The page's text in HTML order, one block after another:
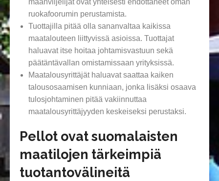
maanviljelijät ovat yhteisesti ehdottaneet oman
ruokafoorumin perustamista.
Tuottajilla pitää olla sananvaltaa kaikissa
maatalouteen liittyvissä asioissa. Tuottajat
haluavat itse hoitaa johtamisvastuun sekä
päätäntävallan omistamissaan yrityksissä.
Maatalousyrittäjät haluavat saattaa kaiken
talousosaamisen kunniaan, jonka lisäksi osaava
tulosjohtaminen pitää vakiinnuttaa
maatalousyrittäjyyden keskeiseksi perustaksi.
Pellot ovat suomalaisten
maatilojen tärkeimpiä
tuotantovälineitä